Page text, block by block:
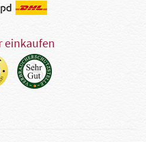
einkaufen